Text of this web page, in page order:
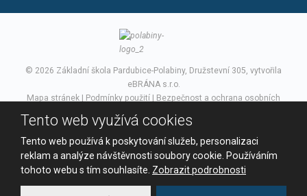
© 2026 Základní škola Pardubice-Polabiny, Družstevní 305, vytvořila
eBRÁNA s.r.o.
Mapa stránek | Podmínky použití | Bezpečnost a ochrana osobních
Tento web využívá cookies
Tento web používá k poskytování služeb, personalizaci
reklam a analýze návštěvnosti soubory cookie. Používáním
tohoto webu s tím souhlasíte. Zobrazit podrobnosti